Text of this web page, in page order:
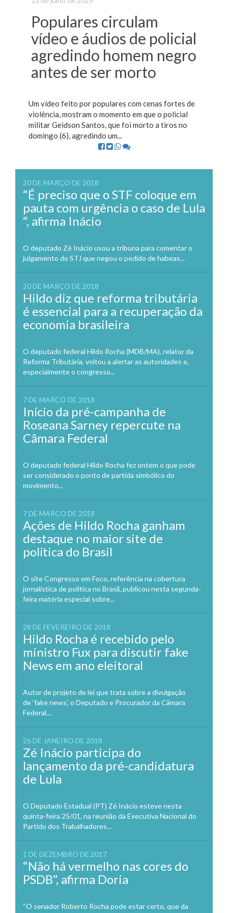
Populares circulam
vídeo e áudios de policial
agredindo homem negro
antes de ser morto
Um vídeo feito por populares com cenas fortes de
violência, mostram o momento em que o policial
militar Geidson Santos, que foi morto a tiros no
domingo (6), agredindo um...
20 DE MARÇO DE 2018
“É preciso que o STF coloque em
pauta com urgência o caso de Lula
“, afirma Inácio
O deputado Zé Inácio usou a tribuna para comentar o
julgamento do STJ que negou o pedido de habeas...
20 DE MARÇO DE 2018
Hildo diz que reforma tributária
é essencial para a recuperação da
economia brasileira
O deputado federal Hildo Rocha (MDB/MA), relator da
Reforma Tributária, voltou a alertar as autoridades e,
especialmente o congresso...
7 DE MARÇO DE 2018
Início da pré-campanha de
Roseana Sarney repercute na
Câmara Federal
O deputado federal Hildo Rocha fez ontem o que pode
ser considerado o ponto de partida simbólico do
movimento...
7 DE MARÇO DE 2018
Ações de Hildo Rocha ganham
destaque no maior site de
política do Brasil
O site Congresso em Foco, referência na cobertura
jornalística de política no Brasil, publicou nesta segunda-
feira matéria especial sobre...
28 DE FEVEREIRO DE 2018
Hildo Rocha é recebido pelo
ministro Fux para discutir fake
News em ano eleitoral
Autor de projeto de lei que trata sobre a divulgação
de ‘fake news’, o Deputado e Procurador da Câmara
Federal,...
26 DE JANEIRO DE 2018
Zé Inácio participa do
lançamento da pré-candidatura
de Lula
O Deputado Estadual (PT) Zé Inácio esteve nesta
quinta-feira 25/01, na reunião da Executiva Nacional do
Partido dos Trabalhadores...
1 DE DEZEMBRO DE 2017
“Não há vermelho nas cores do
PSDB”, afirma Doria
“O senador Roberto Rocha pode estar certo, que da